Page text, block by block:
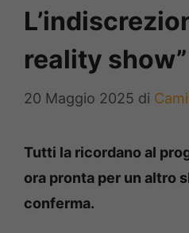
reality show”
20 Maggio 2025 di
Tutti la ricordano al
ora pronta per un altro
conferma.